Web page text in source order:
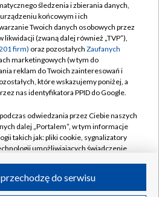
TVP
TVP
prywatności
Moje zgody
Pomoc
Kontakt
Kanały
śledzenia i zbierania danych,
końcowym i ich
Twoich danych osobowych przez
likwidacji (zwaną dalej również „TVP”),
firm) oraz pozostałych Zaufanych
marketingowych (w tym do
reklam do Twoich zainteresowań i
które wskazujemy poniżej, a
nas identyfikatora PPID do Google.
odwiedzania przez Ciebie naszych
dalej „Portalem”, w tym informacje
takich jak: pliki cookie, sygnalizatory
umożliwiających świadczenie
do serwisu